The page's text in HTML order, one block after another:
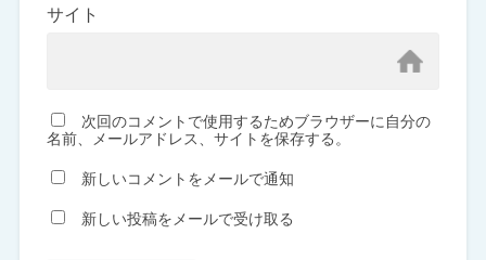
サイト
次回のコメントで使用するためブラウザーに自分の
名前、メールアドレス、サイトを保存する。
新しいコメントをメールで通知
新しい投稿をメールで受け取る